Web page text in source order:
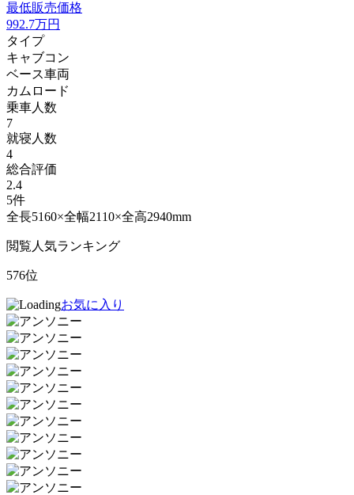
最低販売価格
992.7万円
タイプ
キャブコン
ベース車両
カムロード
乗車人数
7
就寝人数
4
総合評価
2.4
5件
全長5160×全幅2110×全高2940mm
閲覧人気ランキング
576位
お気に入り